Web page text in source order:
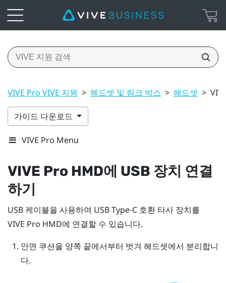
VIVE Pro VIVE 지원 > 헤드셋 및 링크 박스 > 헤드셋 >
가이드 다운로드
VIVE Pro Menu
VIVE Pro HMD에 USB 장치 연결
하기
USB 케이블을 사용하여 USB Type-C 호환 타사 장치를
VIVE Pro HMD에 연결할 수 있습니다.
안면 쿠션을 양쪽 끝에서부터 벗겨 헤드셋에서 분리합니
다.